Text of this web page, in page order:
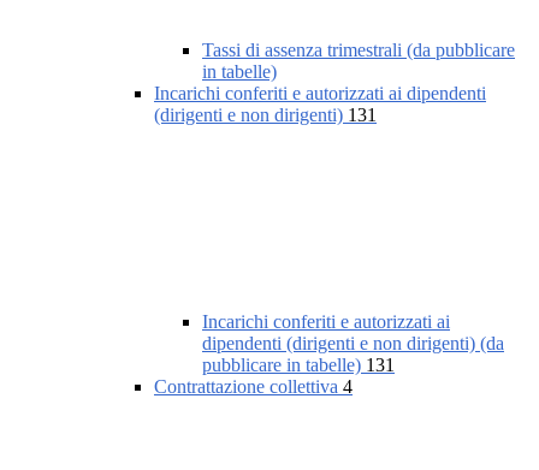
Tassi di assenza trimestrali (da pubblicare
in tabelle)
Incarichi conferiti e autorizzati ai dipendenti
(dirigenti e non dirigenti) 131
Incarichi conferiti e autorizzati ai
dipendenti (dirigenti e non dirigenti) (da
pubblicare in tabelle) 131
Contrattazione collettiva 4